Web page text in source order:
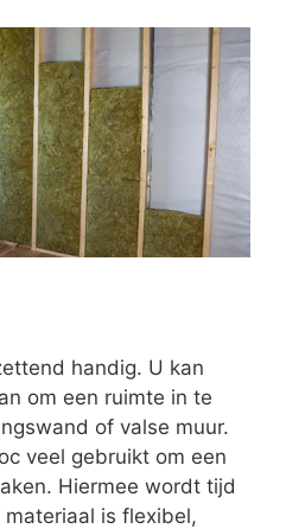
handig. U kan
om een ruimte in te
of valse muur.
veel gebruikt om een
Hiermee wordt tijd
is flexibel,